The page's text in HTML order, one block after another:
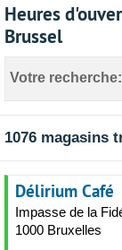
Heures
Brussel
Votre recherche:
1076 magasins
Délirium Café
Impasse de la
1000 Bruxelles